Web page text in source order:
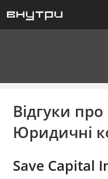
Відгуки
Юридичні
Save Capital